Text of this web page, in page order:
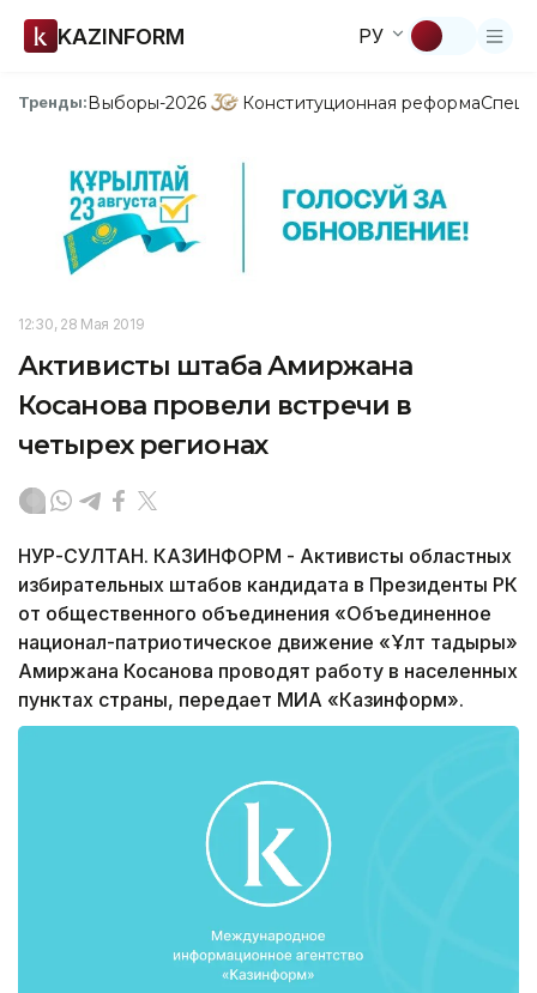
KAZINFORM РУ
Тренды:Выборы-2026 Конституционная реформа
12:30, 28 Мая 2019
Активисты штаба Амиржана
Косанова провели встречи в
четырех регионах
НУР-СУЛТАН. КАЗИНФОРМ - Активисты областных
избирательных штабов кандидата в Президенты РК
от общественного объединения «Объединенное
национал-патриотическое движение «Ұлт тағдыры»
Амиржана Косанова проводят работу в населенных
пунктах страны, передает МИА «Казинформ».